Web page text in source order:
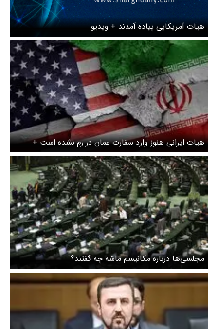
هیات آمریکایی پیاده آمدند + ویدیو
هیات ایرانی هنوز وارد سفارت عمان در رم نشده است +
ویدیو
مجلسی‌ها درباره مکانیسم ماشه چه گفتند؟